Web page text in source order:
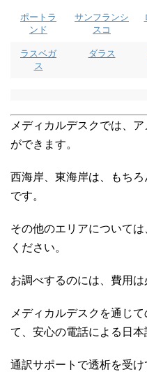
ポートラ
ンド
サンフランシ
スコ
ラスベガ
ス
ダラス
メディカルデスクでは、
ができます。
西海岸、東海岸は、もち
です。
その他のエリアについて
ください。
お調べするのには、費用は
メディカルデスクを通じ
て、安心の電話による日本
通訳サポートで透析を受